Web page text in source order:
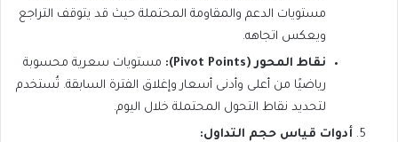
مستويات الدعم والمقاومة المحتملة حيث قد يتوقف التراجع
ويعكس اتجاهه.
نقاط المحور (Pivot Points):
مستويات سعرية محسوبة
رياضيًا من أعلى وأدنى أسعار وإغلاق الفترة السابقة. تُستخدم
لتحديد نقاط التحول المحتملة خلال اليوم.
أدوات قياس حجم التداول: